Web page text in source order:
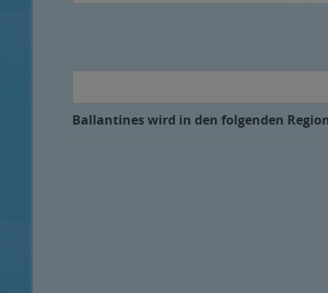
Ballantines wird in den folgenden